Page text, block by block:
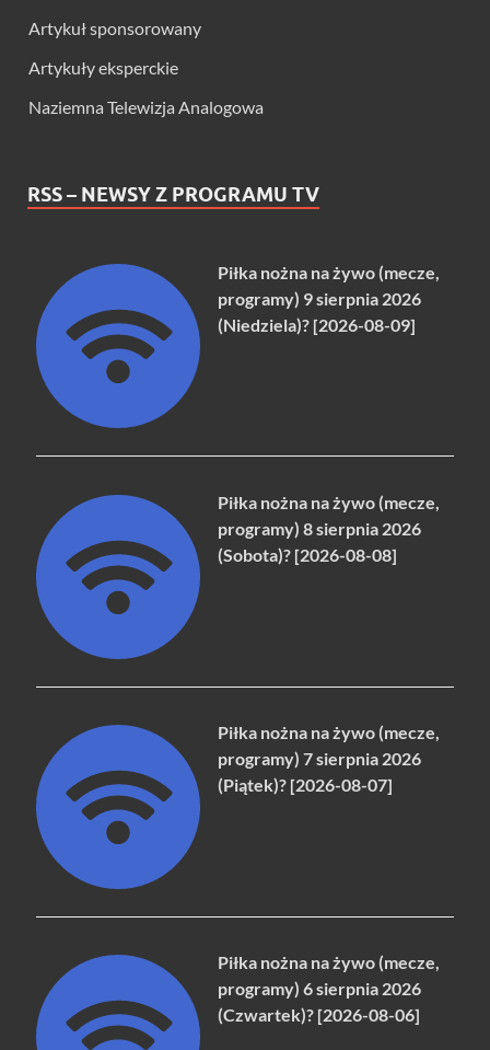
Artykuł sponsorowany
Artykuły eksperckie
Naziemna Telewizja Analogowa
RSS – NEWSY Z PROGRAMU TV
Piłka nożna na żywo (mecze,
programy) 9 sierpnia 2026
(Niedziela)? [2026-08-09]
Piłka nożna na żywo (mecze,
programy) 8 sierpnia 2026
(Sobota)? [2026-08-08]
Piłka nożna na żywo (mecze,
programy) 7 sierpnia 2026
(Piątek)? [2026-08-07]
Piłka nożna na żywo (mecze,
programy) 6 sierpnia 2026
(Czwartek)? [2026-08-06]